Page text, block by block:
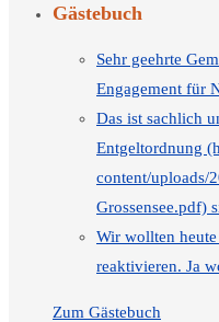
Gästebuch
Sehr geehrte
Engagement für
Das ist sachlich
Entgeltordnung
content/uploads/
Grossensee.pdf)
Wir wollten
reaktivieren. Ja
Zum Gästebuch